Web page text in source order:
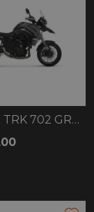
BENELLI TRK 702 GREY